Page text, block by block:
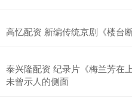
高忆配资 新编传统京剧《楼台
泰兴隆配资 纪录片《梅兰芳在
未曾示人的侧面